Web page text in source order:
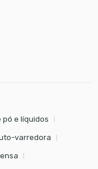
pó e líquidos
varredora